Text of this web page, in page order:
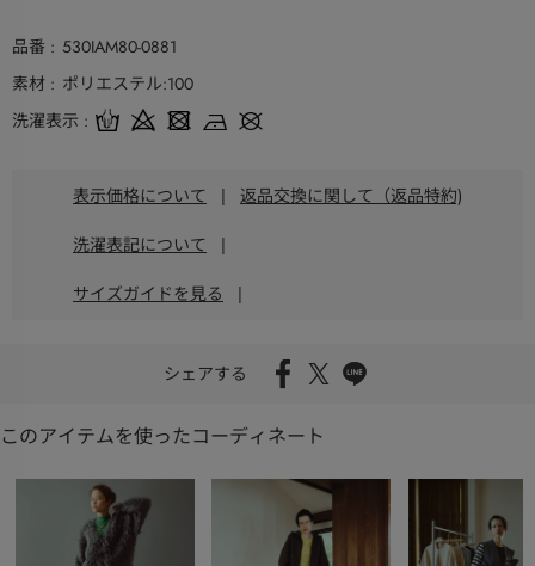
品番
530IAM80-0881
素材
ポリエステル:100
洗濯表示
表示価格について | 返品交換に関して（返品特約)
洗濯表記について |
サイズガイドを見る |
シェアする
このアイテムを使ったコーディネート